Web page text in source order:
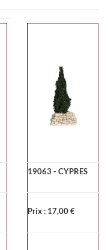
19063 - CYPRES
Prix : 17,00 €